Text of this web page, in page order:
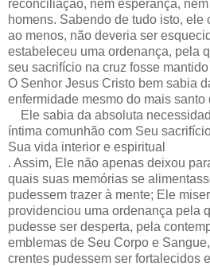
reconciliação, nem esperança,
homens. Sabendo de tudo isto, ele
ao menos, não deveria ser
estabeleceu uma ordenança, pela
seu sacrifício na cruz fosse
O Senhor Jesus Cristo bem sabia
enfermidade mesmo do mais santo
Ele sabia da absoluta
íntima comunhão com Seu
Sua vida interior e espiritual
. Assim, Ele não apenas deixou
quais suas memórias se
pudessem trazer à mente; Ele
providenciou uma ordenança pela
pudesse ser desperta, pela
emblemas de Seu Corpo e
crentes pudessem ser fortalecidos